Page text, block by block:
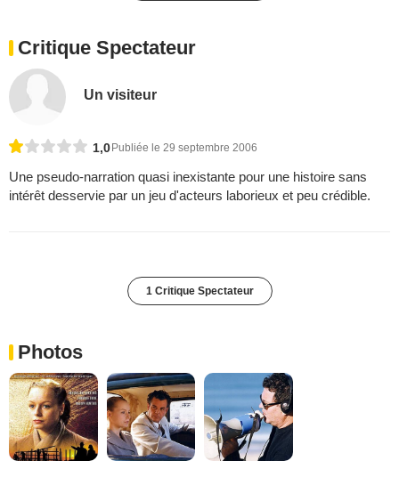
Critique Spectateur
Un visiteur
1,0 Publiée le 29 septembre 2006
Une pseudo-narration quasi inexistante pour une histoire sans
intérêt desservie par un jeu d'acteurs laborieux et peu crédible.
1 Critique Spectateur
Photos